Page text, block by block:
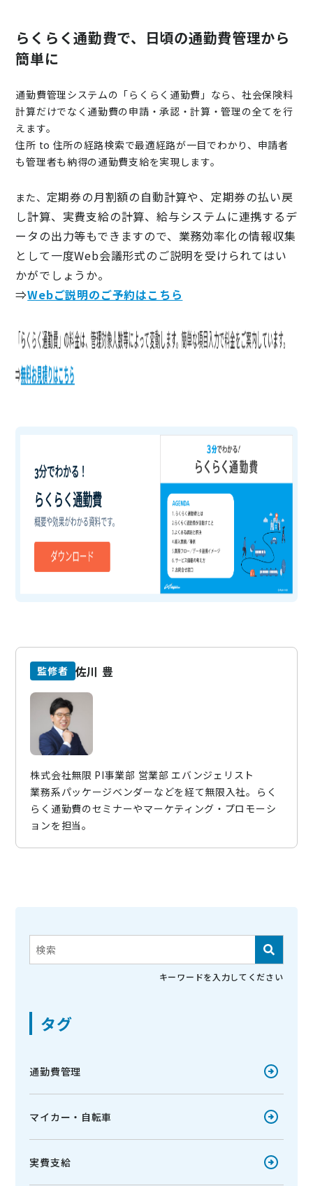
らくらく通勤費で、日頃の通勤費管理から
簡単に
通勤費管理システムの「らくらく通勤費」なら、社会保険料
計算だけでなく 通勤費の申請・承認・計算・管理の全てを行
えます。
住所 to 住所の経路検索で最適経路が一目でわかり、申請者
も管理者も納得の通勤費支給を実現します。
また、 定期券の月割額の自動計算や、定期券の払い戻
し計算、実費支給の計算、給与システムに連携するデ
ータの出力等もできますので、業務効率化の情報収集
として一度Web会議形式のご説明を受けられてはい
かがでしょうか。
⇒Webご説明のご予約はこちら
監修者 佐川 豊
株式会社無限 PI事業部 営業部 エバンジェリスト
業務系パッケージベンダーなどを経て無限入社。らく
らく通勤費のセミナーやマーケティング・プロモーシ
ョンを担当。
これは、自動候補機能付きの検索フィールドです。
検索フィールドが空なので、候補はありません。
キーワードを入力してください
タグ
通勤費管理
マイカー・自転車
実費支給